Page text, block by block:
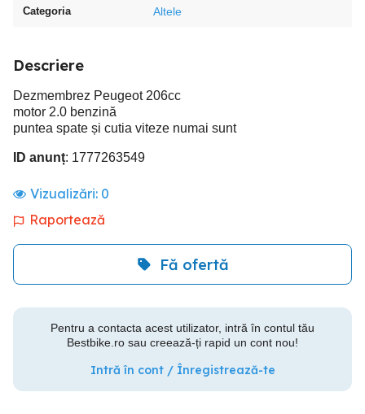
Categoria Altele
Descriere
Dezmembrez Peugeot 206cc
motor 2.0 benzină
puntea spate și cutia viteze numai sunt
ID anunț: 1777263549
Vizualizări: 0
Raportează
Fă ofertă
Pentru a contacta acest utilizator, intră în contul tău
Bestbike.ro sau creează-ți rapid un cont nou!
Intră în cont / Înregistrează-te